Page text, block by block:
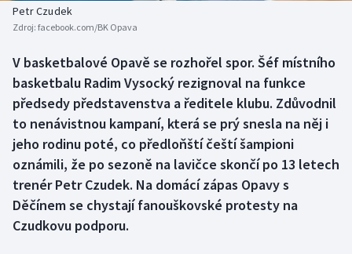
Biatlon
Box
Curling
Dostihy
Florbal
Futsal
Aplikace ČT sport
Petr Czudek
Zdroj: facebook.com/BK Opava
V basketbalové Opavě se rozhořel spor. Šéf místního
basketbalu Radim Vysocký rezignoval na funkce
předsedy představenstva a ředitele klubu. Zdůvodnil
to nenávistnou kampaní, která se prý snesla na něj i
jeho rodinu poté, co předloňští čeští šampioni
oznámili, že po sezoně na lavičce skončí po 13 letech
trenér Petr Czudek. Na domácí zápas Opavy s
Děčínem se chystají fanouškovské protesty na
Czudkovu podporu.